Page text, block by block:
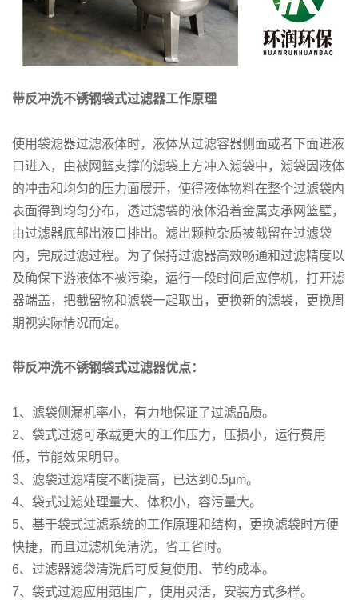
带反冲洗不锈钢袋式过滤器工作原理
使用袋滤器过滤液体时，液体从过滤容器侧面或者下面进液
口进入，由被网篮支撑的滤袋上方冲入滤袋中，滤袋因液体
的冲击和均匀的压力面展开，使得液体物料在整个过滤袋内
表面得到均匀分布，透过滤袋的液体沿着金属支承网篮壁，
由过滤器底部出液口排出。滤出颗粒杂质被截留在过滤袋
内，完成过滤过程。为了保持过滤器高效畅通和过滤精度以
及确保下游液体不被污染，运行一段时间后应停机，打开滤
器端盖，把截留物和滤袋一起取出，更换新的滤袋，更换周
期视实际情况而定。
带反冲洗不锈钢袋式过滤器优点：
1、滤袋侧漏机率小，有力地保证了过滤品质。
2、袋式过滤可承载更大的工作压力，压损小，运行费用
低，节能效果明显。
3、滤袋过滤精度不断提高，已达到0.5μm。
4、袋式过滤处理量大、体积小，容污量大。
5、基于袋式过滤系统的工作原理和结构，更换滤袋时方便
快捷，而且过滤机免清洗，省工省时。
6、过滤器滤袋清洗后可反复使用、节约成本。
7、袋式过滤应用范围广，使用灵活，安装方式多样。